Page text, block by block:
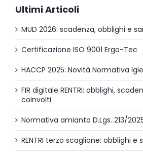
Ultimi Articoli
MUD 2026: scadenza, obblighi e
Certificazione ISO 9001 Ergo-Tec
HACCP 2025: Novità Normativa
FIR digitale RENTRI: obblighi,
coinvolti
Normativa amianto D.Lgs. 213/
RENTRI terzo scaglione: obblighi e